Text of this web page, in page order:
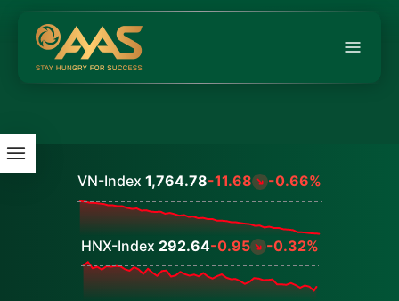
VN-Index 1,764.78-11.68 -0.66%
HNX-Index 292.64-0.95 -0.32%